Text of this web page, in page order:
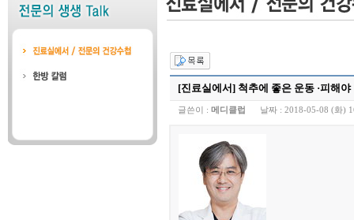
[진료실에서] 척추에 좋은 운동 ·피해야
글쓴이 : 메디클럽 날짜 : 2018-05-08 (화)